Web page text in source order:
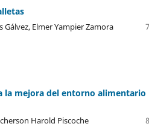
Gálvez, Elmer Yampier Zamora
la mejora del entorno alimentario
Harold Piscoche